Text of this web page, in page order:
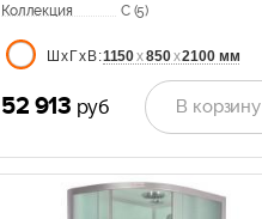
Коллекция
C (5)
ШхГхВ:1150х850х2100 мм
52 913 руб В корзину